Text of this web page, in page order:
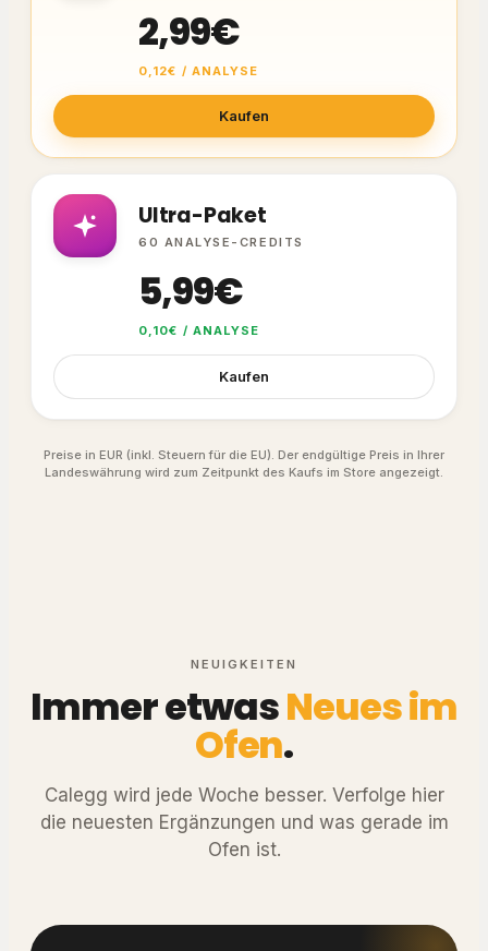
2,99€
0,12€ / ANALYSE
Kaufen
Ultra-Paket
60 ANALYSE-CREDITS
5,99€
0,10€ / ANALYSE
Kaufen
Preise in EUR (inkl. Steuern für die EU). Der endgültige Preis in Ihrer
Landeswährung wird zum Zeitpunkt des Kaufs im Store angezeigt.
NEUIGKEITEN
Immer etwasNeues im
Ofen.
Calegg wird jede Woche besser. Verfolge hier
die neuesten Ergänzungen und was gerade im
Ofen ist.